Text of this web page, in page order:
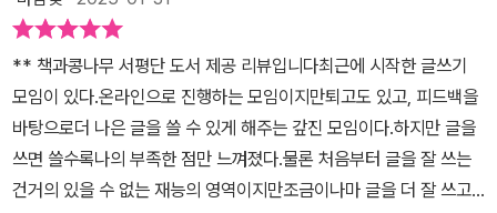
인정하는 내가 되자.#한템포천천히
하니 좋은 생각으로 나를 채워봐야 겠다. ​살다보면 나아갈 수도, 물러
설 수도 없는 상황에 맞닥뜨릴 때가 있다. 하지만 저자는 인생의 절벽
은 그렇다고 믿는 사람에게만 나타난다고 말한다. 자신이 만들어낸
절벽은 있지만 실제 인생에서 절벽은 절대로 없다는 것이다. 외부에
서 일어나는 문제들에 내가 반응하면 할수록 마음속에 큰 파장을 일
으키지만, 조용히 바라보면 아무런 동요도 일어나지 않는다고 한다.
가 상상이나 했겠는가? 요즘 우리는 스스로를 잃고 살아간다.그렇게
스스로를 잃어버린 나를 찾아가는 방법에는 무엇이 있을까?우리의
감정과 이성이 의지를 지배하게끔 해서는 안된다. 그 반대여야 한다.
의지로 감성과 이성을 지배해야 한다.우린 우리 의지의 주인이되, 양
심에는 종이 되어야 한다.언어는 우리의 의지를 불러일으키는 데 가
장 중요한 도구이다. 의지가 있다면 감정은 충분히 순화되고 이성은
더 지혜로워진다. 우리 모두는 내면에 행복의 오아시스를 가지고 있
** 책과콩나무 서평단 도서 제공 리뷰입니다최근에 시작한 글쓰기
모임이 있다.온라인으로 진행하는 모임이지만퇴고도 있고, 피드백을
바탕으로더 나은 글을 쓸 수 있게 해주는 갚진 모임이다.하지만 글을
쓰면 쓸수록나의 부족한 점만 느껴졌다.물론 처음부터 글을 잘 쓰는
건거의 있을 수 없는 재능의 영역이지만조금이나마 글을 더 잘 쓰고